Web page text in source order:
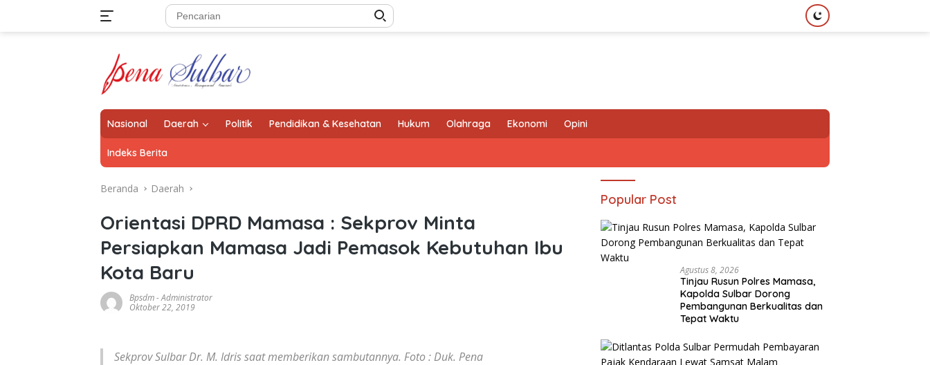
Nasional Daerah Politik Pendidikan & Kesehatan Hukum Olahraga Ekonomi Opini
Indeks Berita
Beranda Daerah
Orientasi DPRD Mamasa : Sekprov Minta
Persiapkan Mamasa Jadi Pemasok Kebutuhan Ibu
Kota Baru
Bpsdm-Administrator
Oktober 22, 2019
Sekprov Sulbar Dr. M. Idris saat memberikan sambutannya. Foto : Duk. Pena
Popular Post
Agustus 8, 2026
Tinjau Rusun Polres Mamasa,
Kapolda Sulbar Dorong
Pembangunan Berkualitas dan
Tepat Waktu